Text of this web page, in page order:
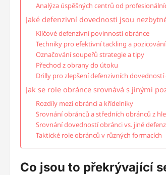
Analýza úspěšných centrů od
Jaké defenzivní dovednosti jsou
Klíčové defenzivní povinnosti obránce
Techniky pro efektivní tackling a pozicování
Označování soupeřů strategie a tipy
Přechod z obrany do útoku
Drilly pro zlepšení defenzivních dovedností
Jak se role obránce srovnává s jinými
Rozdíly mezi obránci a křídelníky
Srovnání obránců a středních obránců z
Srovnání dovedností obránci vs. jiné
Taktické role obránců v různých formacích
Co jsou to překrývající